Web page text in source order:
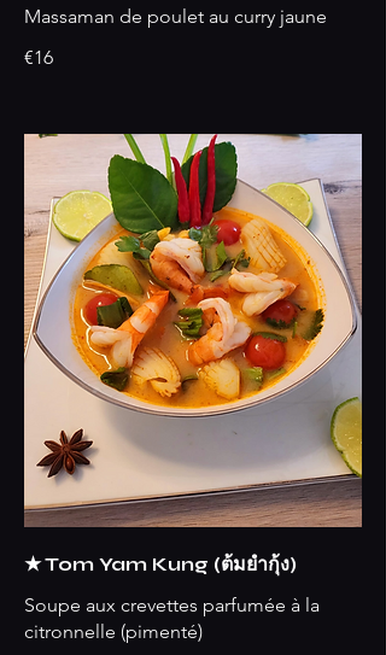
Massaman de poulet au curry jaune
€16
★ Tom Yam Kung (ต้มยำกุ้ง)
Soupe aux crevettes parfumée à la
citronnelle (pimenté)